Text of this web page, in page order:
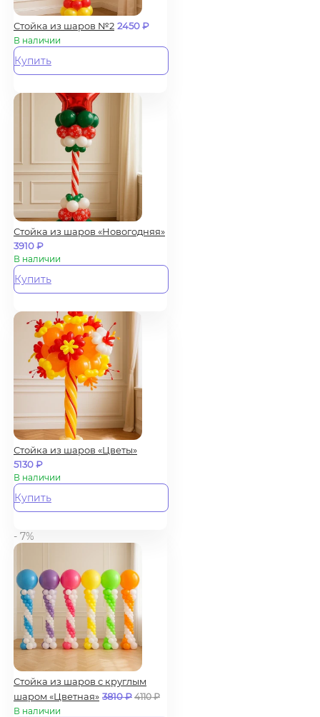
Стойка из шаров №2 2450₽
В наличии
Купить
Стойка из шаров «Новогодняя»
3910₽
В наличии
Купить
Стойка из шаров «Цветы»
5130₽
В наличии
Купить
- 7%
Стойка из шаров с круглым
шаром «Цветная» 3810₽ 4110₽
В наличии